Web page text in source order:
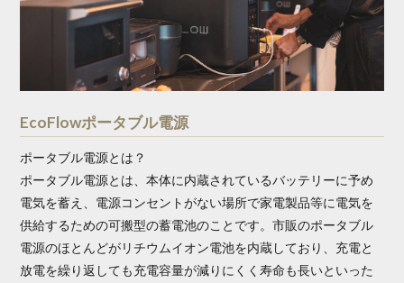
EcoFlowポータブル電源
ポータブル電源とは？
ポータブル電源とは、本体に内蔵されているバッテリーに予め
電気を蓄え、電源コンセントがない場所で家電製品等に電気を
供給するための可搬型の蓄電池のことです。市販のポータブル
電源のほとんどがリチウムイオン電池を内蔵しており、充電と
放電を繰り返しても充電容量が減りにくく寿命も長いといった